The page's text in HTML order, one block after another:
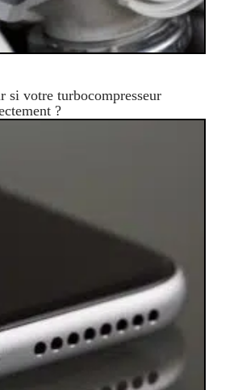
si votre turbocompresseur
?